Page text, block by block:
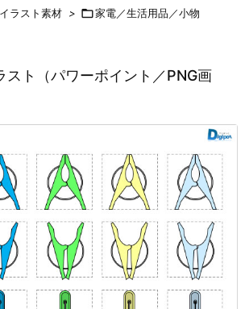
ラスト素材 > 家電／生活用品／小物
スト（パワーポイント／PNG画